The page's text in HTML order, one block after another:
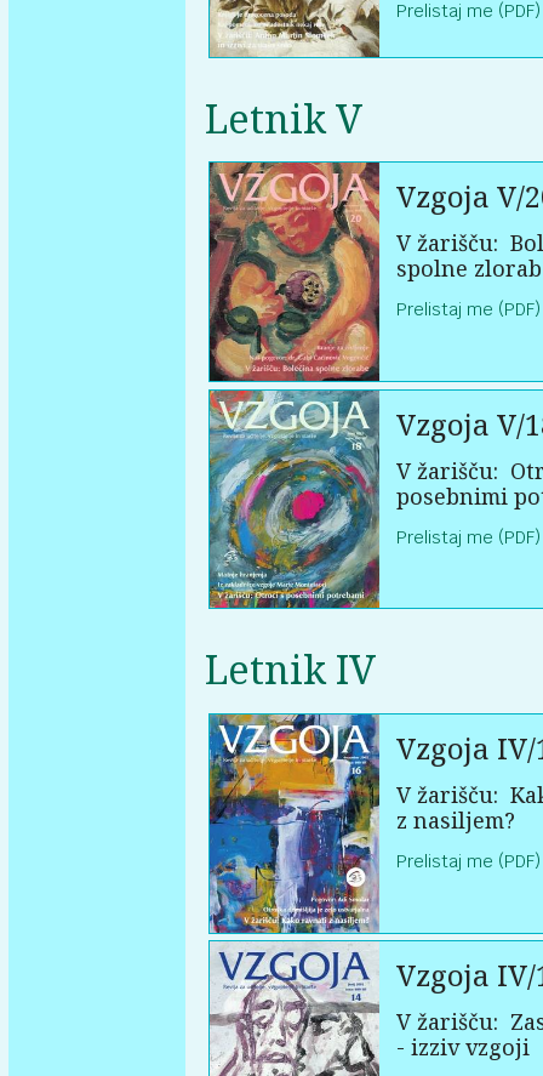
Prelistaj me (PDF)
Letnik V
Vzgoja V/
V žarišču:
spolne
Prelistaj me (PDF)
Vzgoja V/
V žarišču:
posebnimi
Prelistaj me (PDF)
Letnik IV
Vzgoja IV/
V žarišču:
z nasiljem?
Prelistaj me (PDF)
Vzgoja IV/
V žarišču:
- izziv vzgoji